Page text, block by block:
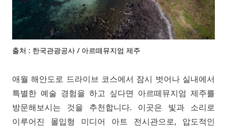
출처 : 한국관광공사 / 아르떼뮤지엄 제주
애월 해안도로 드라이브 코스에서 잠시 벗어나 실내에서
특별한 예술 경험을 하고 싶다면 아르떼뮤지엄 제주를
방문해보시는 것을 추천합니다. 이곳은 빛과 소리로
이루어진 몰입형 미디어 아트 전시관으로, 압도적인